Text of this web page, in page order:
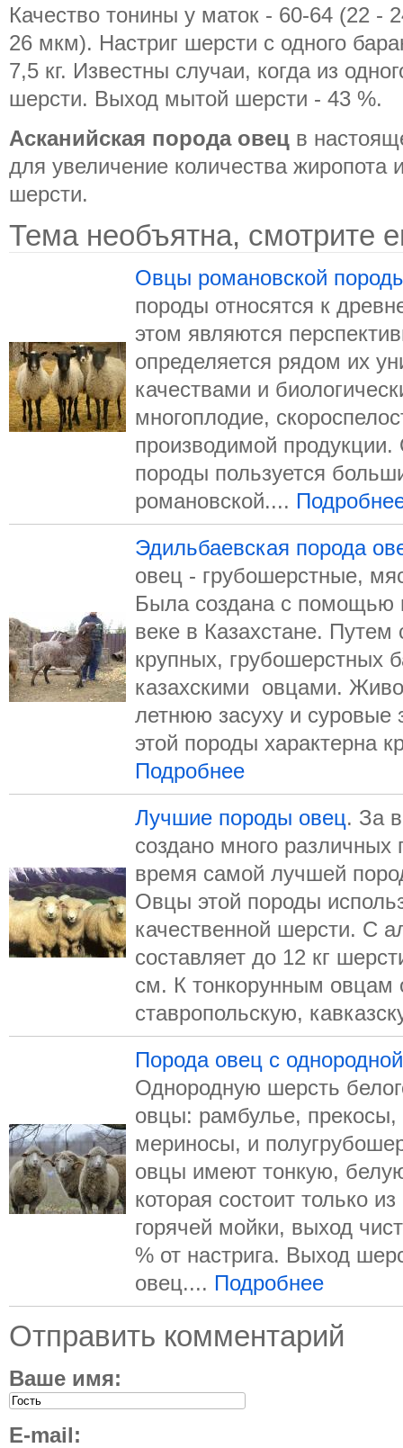
Качество тонины у маток - 60-64 (22 -
26 мкм). Настриг шерсти с одного
7,5 кг. Известны случаи, когда из
шерсти. Выход мытой шерсти - 43 %.
Асканийская порода овец в
для увеличение количества жиропота
шерсти.
Тема необъятна, смотрите
Овцы романовской
породы относятся к
этом являются
определяется рядом их
качествами и
многоплодие,
производи­мой
породы пользуется
романовской....
Эдильбаевская порода
овец - грубошерстные,
Была создана с помощью
веке в Казахстане. Путем
крупных, грубошерстных
казахскими овцами.
летнюю засуху и суровые
этой породы характерна
Подробнее
Лучшие породы овец. За
создано много
время самой лучшей
Овцы этой породы
качественной шерсти. С
составляет до 12 кг
см. К тонкорунным овцам
ставропольскую,
Порода овец с
Однородную шерсть
овцы: рамбулье, прекосы,
мериносы, и
овцы имеют тонкую,
которая состоит только
горячей мойки, выход
% от настрига. Выход
овец.... Подробнее
Отправить комментарий
Ваше имя:
E-mail: